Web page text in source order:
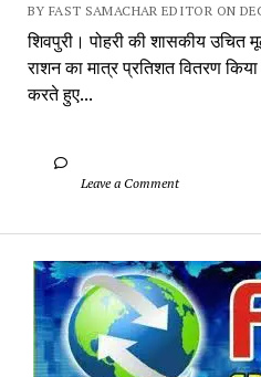
BY FAST SAMACHAR EDITOR ON
शिवपुरी। पोहरी की शासकीय उचित
राशन का मात्र प्रतिशत वितरण
करते हुए...
		Leave a Comment